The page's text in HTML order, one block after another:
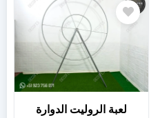
لعبة الروليت الدوارة